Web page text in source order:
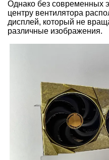
Однако без современных
центру вентилятора
дисплей, который не
различные изображения.